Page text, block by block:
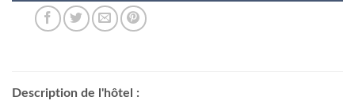
Description de l'hôtel :